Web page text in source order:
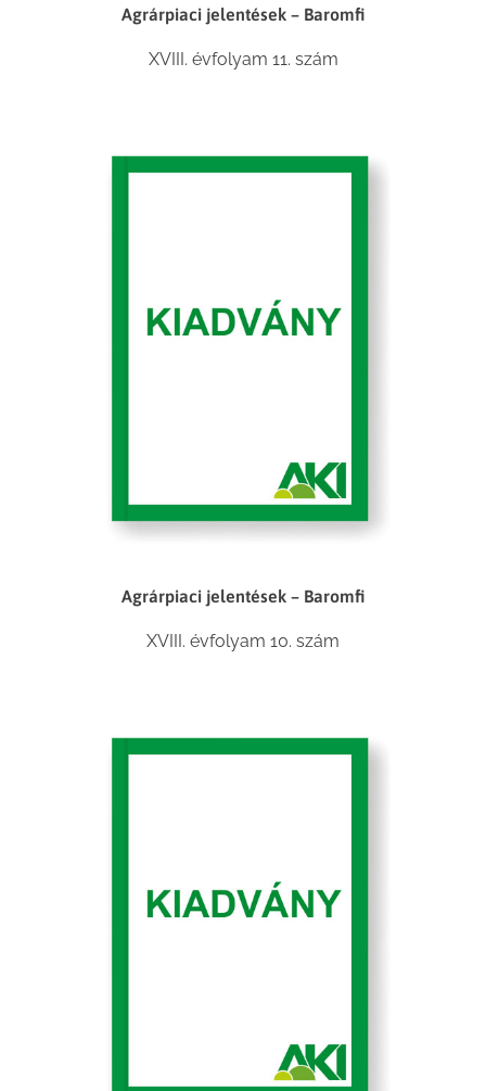
Agrárpiaci jelentések – Baromfi
XVIII. évfolyam 11. szám
Agrárpiaci jelentések – Baromfi
XVIII. évfolyam 10. szám